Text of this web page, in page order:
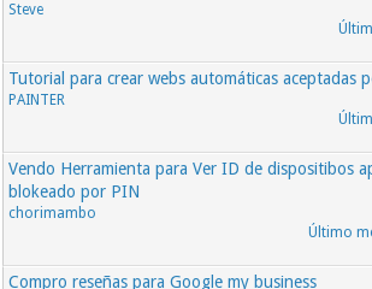
Steve
Tutorial para crear webs automáticas aceptadas
PAINTER
Vendo Herramienta para Ver ID de dispositibos
blokeado por PIN
chorimambo
Último
Compro reseñas para Google my business